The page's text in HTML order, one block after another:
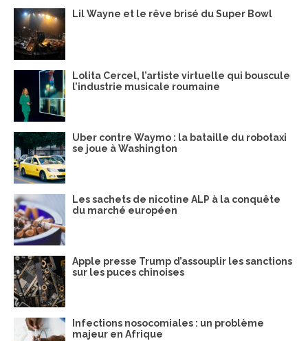
Lil Wayne et le rêve brisé du Super Bowl
Lolita Cercel, l’artiste virtuelle qui bouscule
l’industrie musicale roumaine
Uber contre Waymo : la bataille du robotaxi
se joue à Washington
Les sachets de nicotine ALP à la conquête
du marché européen
Apple presse Trump d’assouplir les sanctions
sur les puces chinoises
Infections nosocomiales : un problème
majeur en Afrique